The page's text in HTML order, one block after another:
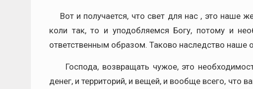
Вот и получается, что свет для нас , это наше
коли так, то и уподобляемся Богу, потому и
ответственным образом. Таково наследство наше
Господа, возвращать чужое, это
денег, и территорий, и вещей, и вообще всего, что